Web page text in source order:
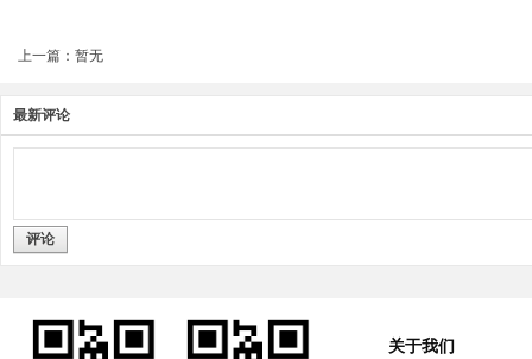
上一篇：暂无
最新评论
评论
关于我们